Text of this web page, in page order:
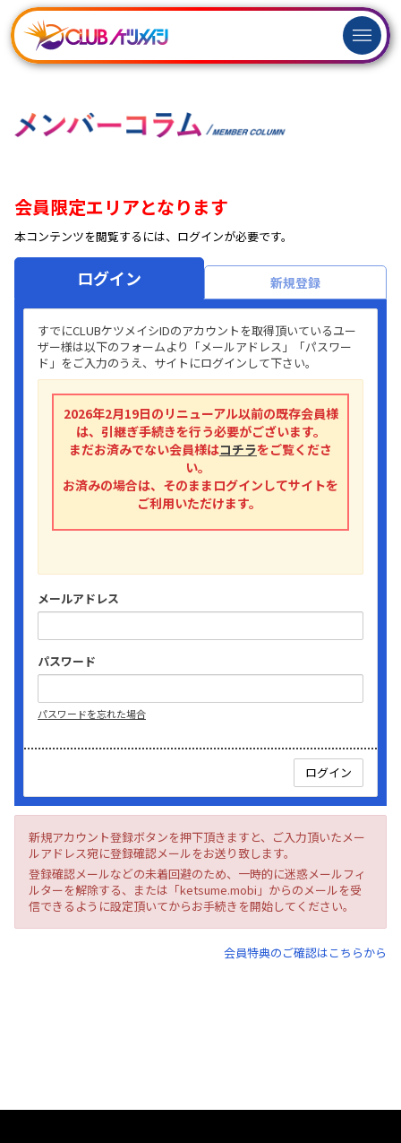
会員限定エリアとなります
本コンテンツを閲覧するには、ログインが必要です。
ログイン 新規登録
すでにCLUBケツメイシIDのアカウントを取得頂いているユー
ザー様は以下のフォームより「メールアドレス」「パスワー
ド」をご入力のうえ、サイトにログインして下さい。
2026年2月19日のリニューアル以前の既存会員様
は、引継ぎ手続きを行う必要がございます。
まだお済みでない会員様はコチラをご覧くださ
い。
お済みの場合は、そのままログインしてサイトを
ご利用いただけます。
メールアドレス
パスワード
パスワードを忘れた場合
新規アカウント登録ボタンを押下頂きますと、ご入力頂いたメー
ルアドレス宛に登録確認メールをお送り致します。
登録確認メールなどの未着回避のため、一時的に迷惑メールフィ
ルターを解除する、または「ketsume.mobi」からのメールを受
信できるように設定頂いてからお手続きを開始してください。
会員特典のご確認はこちらから